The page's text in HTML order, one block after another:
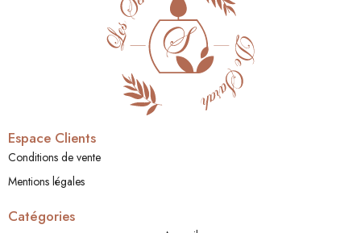
Espace Clients
Conditions de vente
Mentions légales
Catégories